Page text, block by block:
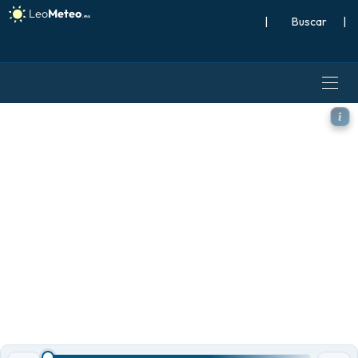
| |
ICON modelo - Suiza,